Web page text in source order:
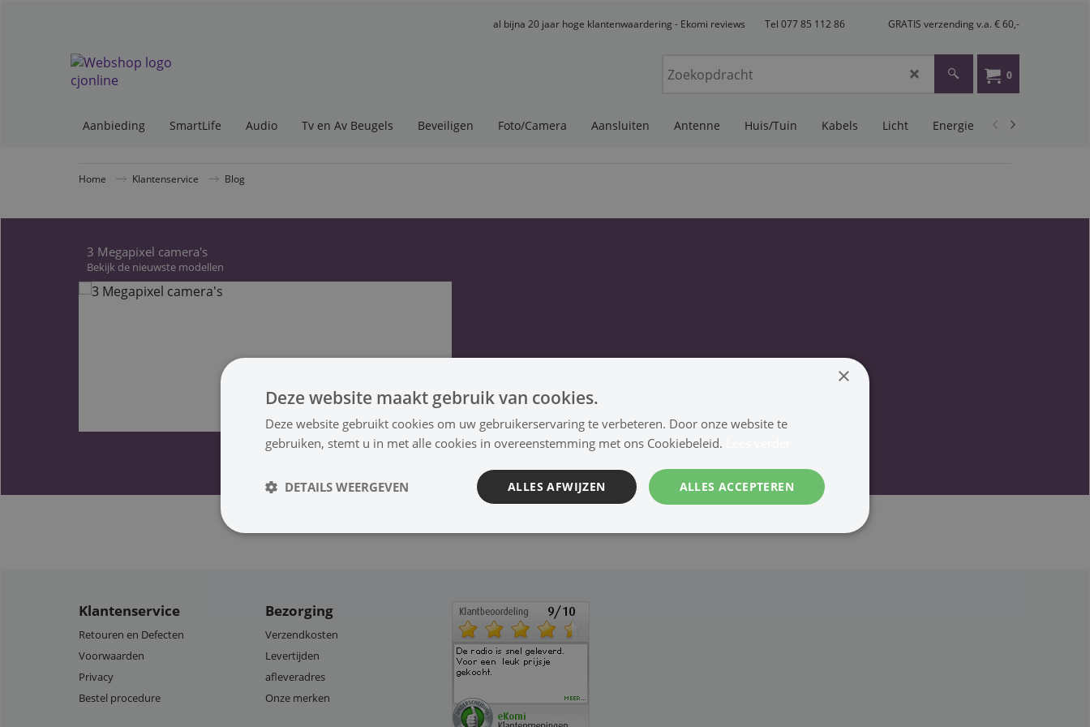
al bijna 20 jaar hoge klantenwaardering - Ekomi reviews Tel 077 85 112 86 GRATIS verzending v.a. € 60,-
0
Aanbieding SmartLife Audio Tv en Av Beugels Beveiligen Foto/Camera Aansluiten Antenne Huis/Tuin Kabels Licht Energie PA Audio
Home Klantenservice Blog
3 Megapixel camera's
Bekijk de nieuwste modellen
Klantenservice
Retouren en Defecten
Voorwaarden
Privacy
Bestel procedure
Bezorging
Verzendkosten
Levertijden
afleveradres
Onze merken
×
Deze website maakt gebruik van cookies.
Deze website gebruikt cookies om uw gebruikerservaring te verbeteren. Door onze website te
gebruiken, stemt u in met alle cookies in overeenstemming met ons Cookiebeleid.
ALLES ACCEPTEREN
ALLES AFWIJZEN
DETAILS WEERGEVEN